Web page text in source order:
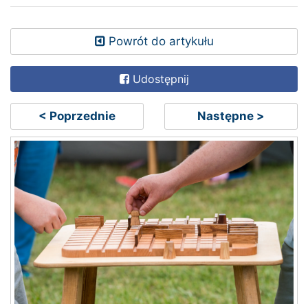
Powrót do artykułu
Udostępnij
< Poprzednie Następne >